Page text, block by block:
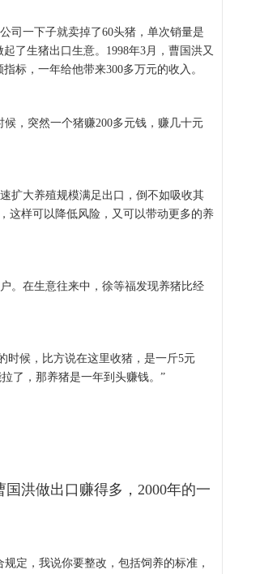
司一下子就卖掉了60头猪，单次销量是
了生猪出口生意。1998年3月，曹国洪又
标，一年给他带来300多万元的收入。
，突然一个猪赚200多元钱，赚几十元
扩大养殖规模满足出口，倒不如吸收其
这样可以降低风险，又可以带动更多的养
。在生意往来中，徐等福发现养猪比经
候，比方说在这里收猪，是一斤5元
了，那养猪是一年到头赚钱。”
洪做出口赚得多，2000年的一
定，我说你要整改，包括饲养的标准，